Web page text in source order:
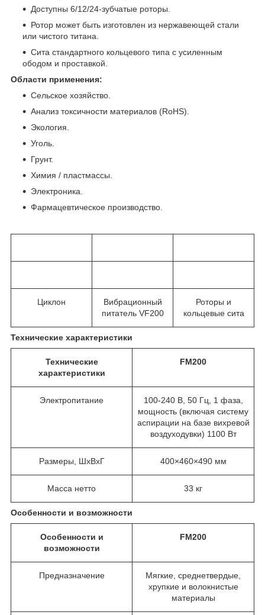
Доступны 6/12/24-зубчатые роторы.
Ротор может быть изготовлен из нержавеющей стали
или чистого титана.
Сита стандартного кольцевого типа с усиленным
ободом и проставкой.
Области применения:
Сельское хозяйство.
Анализ токсичности материалов (RoHS).
Экология.
Уголь.
Грунт.
Химия / пластмассы.
Электроника.
Фармацевтическое производство.
Циклон
Вибрационный
питатель VF200
Роторы и
кольцевые сита
Технические характеристики
Технические
характеристики
FM200
Электропитание
100-240 В, 50 Гц, 1 фаза,
мощность (включая систему
аспирации на базе вихревой
воздуходувки) 1100 Вт
Размеры, ШxВxГ 400×460×490 мм
Масса нетто 33 кг
Особенности и возможности
Особенности и
возможности
FM200
Предназначение
Мягкие, среднетвердые,
хрупкие и волокнистые
материалы